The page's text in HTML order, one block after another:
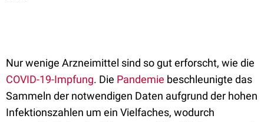
Nur wenige Arzneimittel sind so gut erforscht, wie die
COVID-19-Impfung. Die Pandemie beschleunigte das
Sammeln der notwendigen Daten aufgrund der hohen
Infektionszahlen um ein Vielfaches, wodurch